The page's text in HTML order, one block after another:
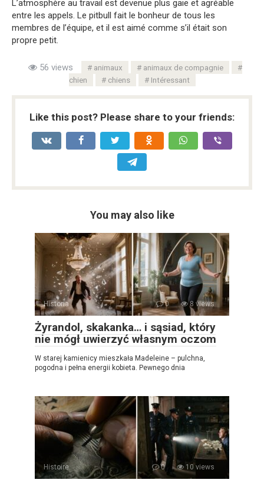
L’atmosphère au travail est devenue plus gaie et agréable
entre les appels. Le pitbull fait le bonheur de tous les
membres de l’équipe, et il est aimé comme s’il était son
propre petit.
56 views animaux
animaux de compagnie
chien
chiens Intéressant
Like this post? Please share to your friends:
You may also like
Historia 0 8 views
Żyrandol, skakanka… i sąsiad, który
nie mógł uwierzyć własnym oczom
W starej kamienicy mieszkała Madeleine – pulchna,
pogodna i pełna energii kobieta. Pewnego dnia
Histoire 0 10 views